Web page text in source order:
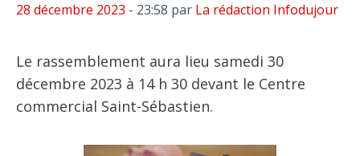
28 décembre 2023 - 23:58 par La rédaction Infodujour
Le rassemblement aura lieu samedi 30
décembre 2023 à 14 h 30 devant le Centre
commercial Saint-Sébastien.